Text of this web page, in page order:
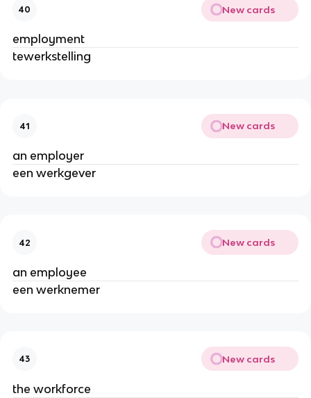
40 New cards
employment
tewerkstelling
41 New cards
an employer
een werkgever
42 New cards
an employee
een werknemer
43 New cards
the workforce